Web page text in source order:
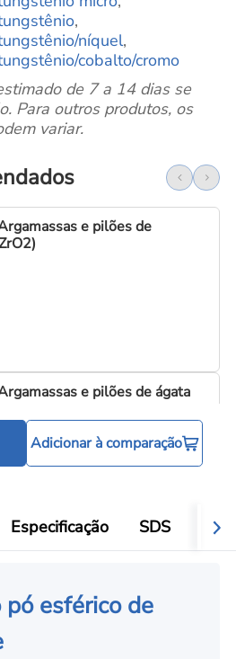
,
níquel,
cobalto/cromo
de 7 a 14 dias se
Para outros produtos, os
variar.
e pilões de
e pilões de ágata
Adicionar à comparação
Especificação SDS
pó esférico de